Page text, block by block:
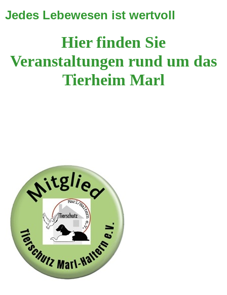
Jedes Lebewesen ist wertvoll
Hier finden Sie
Veranstaltungen rund um das
Tierheim Marl